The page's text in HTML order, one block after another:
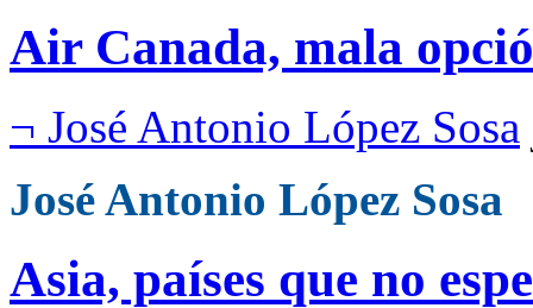
Air Canada, mala
¬ José Antonio López Sosa
José Antonio López Sosa
Asia, países que no